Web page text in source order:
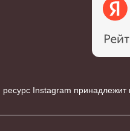
Instagram принадлежит